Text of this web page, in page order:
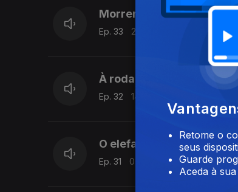
Morrer de vergonha -
Ep. 33 21 out. 2021
À roda à volta - Ana
Ep. 32 14 out. 2021
O elefante sem tromba -
Ep. 31 07 out. 2021
Retome o
seus
Guarde
Aceda à